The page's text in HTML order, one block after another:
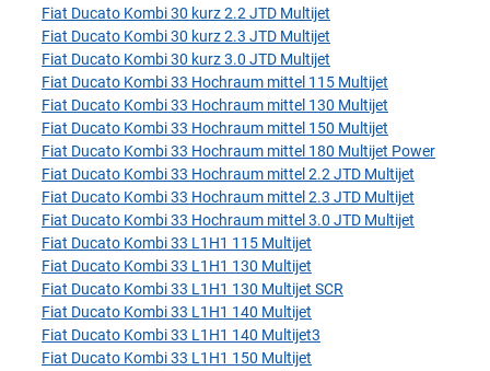
Fiat Ducato Kombi 30 kurz 2.2 JTD Multijet
Fiat Ducato Kombi 30 kurz 2.3 JTD Multijet
Fiat Ducato Kombi 30 kurz 3.0 JTD Multijet
Fiat Ducato Kombi 33 Hochraum mittel 115 Multijet
Fiat Ducato Kombi 33 Hochraum mittel 130 Multijet
Fiat Ducato Kombi 33 Hochraum mittel 150 Multijet
Fiat Ducato Kombi 33 Hochraum mittel 180 Multijet Power
Fiat Ducato Kombi 33 Hochraum mittel 2.2 JTD Multijet
Fiat Ducato Kombi 33 Hochraum mittel 2.3 JTD Multijet
Fiat Ducato Kombi 33 Hochraum mittel 3.0 JTD Multijet
Fiat Ducato Kombi 33 L1H1 115 Multijet
Fiat Ducato Kombi 33 L1H1 130 Multijet
Fiat Ducato Kombi 33 L1H1 130 Multijet SCR
Fiat Ducato Kombi 33 L1H1 140 Multijet
Fiat Ducato Kombi 33 L1H1 140 Multijet3
Fiat Ducato Kombi 33 L1H1 150 Multijet